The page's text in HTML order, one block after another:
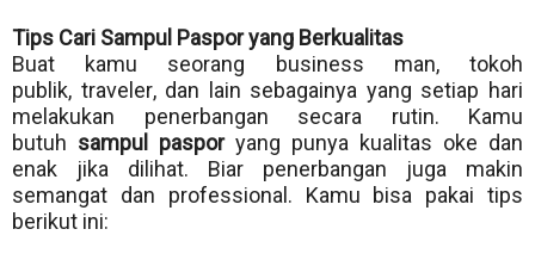
Tips Cari Sampul Paspor yang Berkualitas
Buat kamu seorang business man, tokoh
publik, traveler, dan lain sebagainya yang setiap hari
melakukan penerbangan secara rutin. Kamu
butuh sampul paspor yang punya kualitas oke dan
enak jika dilihat. Biar penerbangan juga makin
semangat dan professional. Kamu bisa pakai tips
berikut ini: